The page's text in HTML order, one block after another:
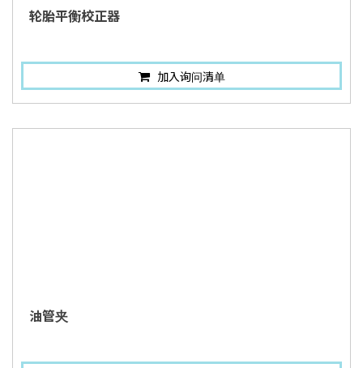
轮胎平衡校正器
加入询问清单
油管夹